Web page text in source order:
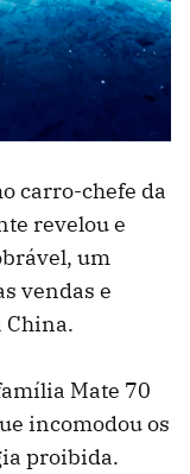
carro-chefe da
revelou e
um
vendas e
China.
Mate 70
incomodou os
proibida.